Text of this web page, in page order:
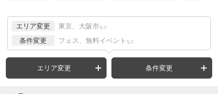
エリア変更 東京、大阪市 など
条件変更 フェス、無料イベント など
エリア変更 条件変更